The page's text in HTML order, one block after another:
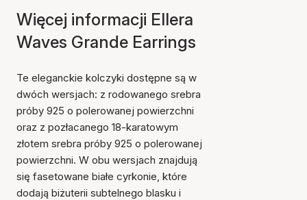
Więcej informacji Ellera
Waves Grande Earrings
Te eleganckie kolczyki dostępne są w
dwóch wersjach: z rodowanego srebra
próby 925 o polerowanej powierzchni
oraz z pozłacanego 18-karatowym
złotem srebra próby 925 o polerowanej
powierzchni. W obu wersjach znajdują
się fasetowane białe cyrkonie, które
dodają biżuterii subtelnego blasku i